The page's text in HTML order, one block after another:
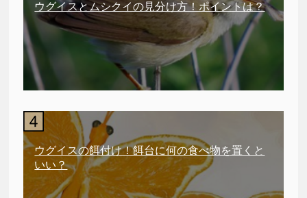
ウグイスとムシクイの見分け方！ポイントは？
ウグイスの餌付け！餌台に何の食べ物を置くと
いい？